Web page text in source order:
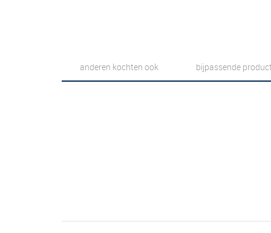
anderen kochten ook bijpassende